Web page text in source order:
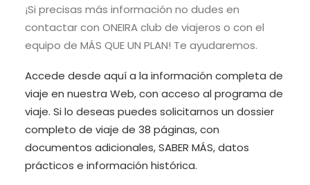
¡Si precisas más información no dudes en
contactar con ONEIRA club de viajeros o con el
equipo de MÁS QUE UN PLAN! Te ayudaremos.
Accede desde aquí a la información completa de
viaje en nuestra Web, con acceso al programa de
viaje. Si lo deseas puedes solicitarnos un dossier
completo de viaje de 38 páginas, con
documentos adicionales, SABER MÁS, datos
prácticos e información histórica.